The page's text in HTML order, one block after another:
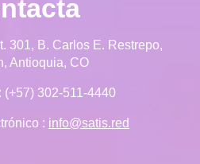
301, B. Carlos E. Restrepo,
Antioquia, CO
(+57) 302-511-4440
: info@satis.red